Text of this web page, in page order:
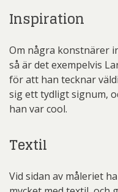
Inspiration
Om några konstnärer
så är det exempelvis
för att han tecknar
sig ett tydligt signum,
han var cool.
Textil
Vid sidan av måleriet